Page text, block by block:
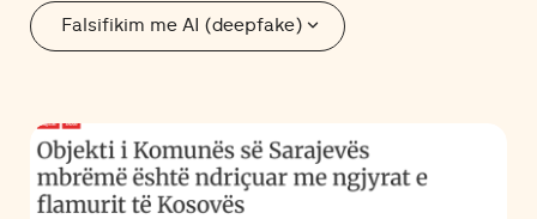
Falsifikim me AI (deepfake) expand_more